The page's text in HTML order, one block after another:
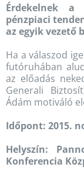
Érdekelnek a
pénzpiaci
az egyik vezető
Ha a válaszod
futóruhában
az előadás
Generali
Ádám motiváló
Időpont: 2015.
Helyszín:
Konferencia